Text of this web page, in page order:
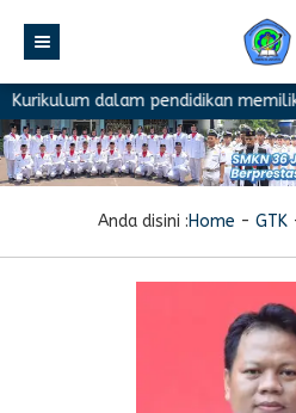
dalam pendidikan memiliki
Anda disini :Home - GTK